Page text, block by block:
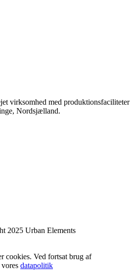
virksomhed med produktionsfaciliteter
Nordsjælland.
2025 Urban Elements
cookies. Ved fortsat brug af
datapolitik